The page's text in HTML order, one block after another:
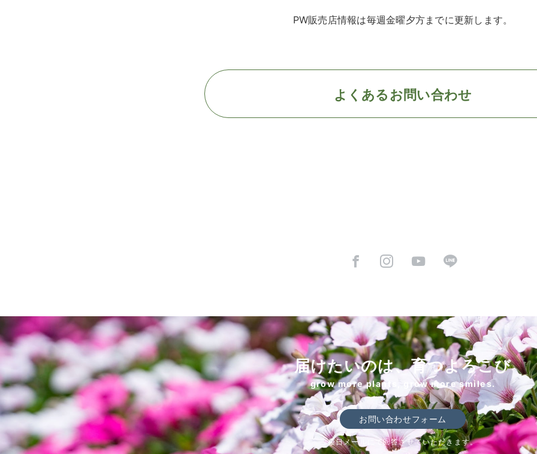
PW販売店情報は毎週金曜夕方までに更新します。
よくあるお問い合わせ
届けたいのは、育つよろこび
grow more plants, grow more smiles.
お問い合わせフォーム
後日メールにて回答させていただきます。